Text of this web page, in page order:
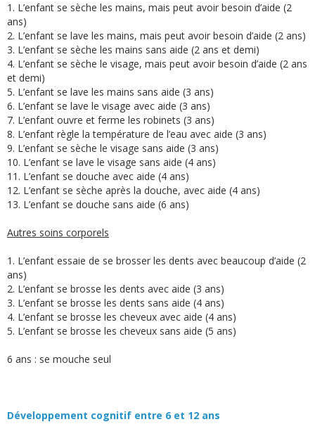
1. L’enfant se sèche les mains, mais peut avoir besoin d’aide (2
ans)
2. L’enfant se lave les mains, mais peut avoir besoin d’aide (2 ans)
3. L’enfant se sèche les mains sans aide (2 ans et demi)
4. L’enfant se sèche le visage, mais peut avoir besoin d’aide (2 ans
et demi)
5. L’enfant se lave les mains sans aide (3 ans)
6. L’enfant se lave le visage avec aide (3 ans)
7. L’enfant ouvre et ferme les robinets (3 ans)
8. L’enfant règle la température de l’eau avec aide (3 ans)
9. L’enfant se sèche le visage sans aide (3 ans)
10. L’enfant se lave le visage sans aide (4 ans)
11. L’enfant se douche avec aide (4 ans)
12. L’enfant se sèche après la douche, avec aide (4 ans)
13. L’enfant se douche sans aide (6 ans)
Autres soins corporels
1. L’enfant essaie de se brosser les dents avec beaucoup d’aide (2
ans)
2. L’enfant se brosse les dents avec aide (3 ans)
3. L’enfant se brosse les dents sans aide (4 ans)
4. L’enfant se brosse les cheveux avec aide (4 ans)
5. L’enfant se brosse les cheveux sans aide (5 ans)
6 ans : se mouche seul
Développement cognitif entre 6 et 12 ans